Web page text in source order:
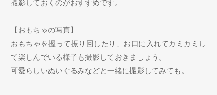
撮影しておくのがおすすめです。
【おもちゃの写真】
おもちゃを握って振り回したり、お口に入れてカミカミし
て楽しんでいる様子も撮影しておきましょう。
可愛らしいぬいぐるみなどと一緒に撮影してみても。